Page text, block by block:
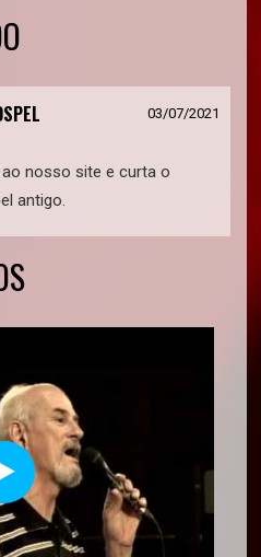
03/07/2021
nosso site e curta o
antigo.